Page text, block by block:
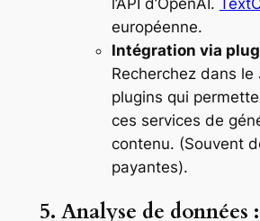
l’API d’OpenAI.
européenne.
Intégration via
Recherchez dans le
plugins qui
ces services de
contenu. (Souvent
payantes).
5. Analyse de données :